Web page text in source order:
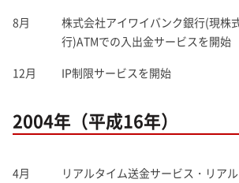
8月
株式会社アイワイバンク銀行(現株
行)ATMでの入出金サービスを開始
12月
IP制限サービスを開始
2004年（平成16年）
4月
リアルタイム送金サービス・リア